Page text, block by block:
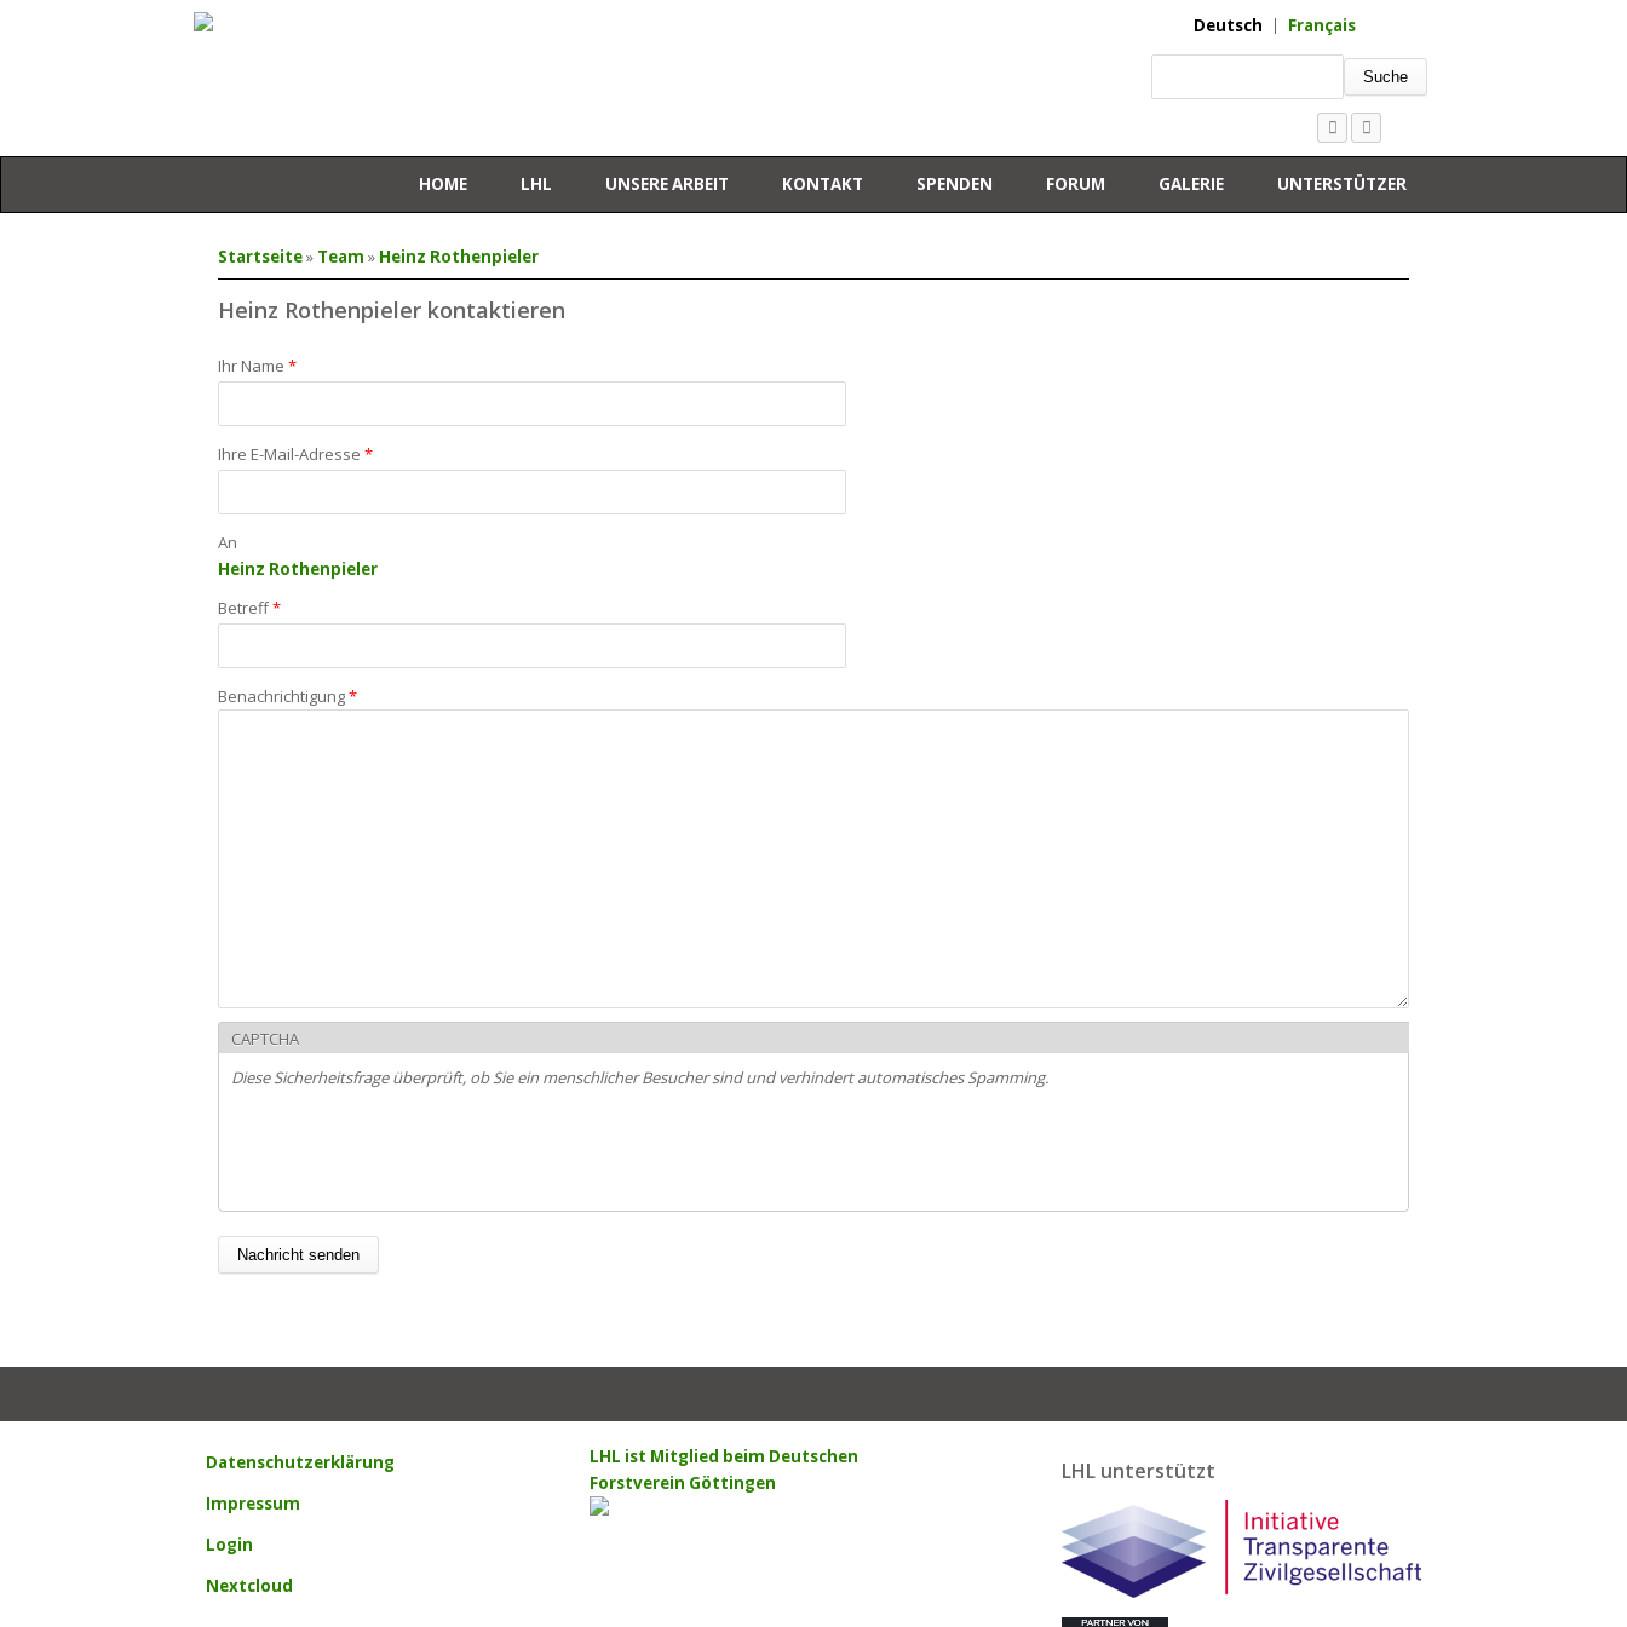
Deutsch
Français
HOME LHL UNSERE ARBEIT KONTAKT SPENDEN FORUM GALERIE UNTERSTÜTZER
Sie sind hier
Startseite» Team » Heinz Rothenpieler
Heinz Rothenpieler kontaktieren
Ihr Name *
Ihre E-Mail-Adresse *
An
Heinz Rothenpieler
Betreff*
Benachrichtigung*
CAPTCHA
Diese Sicherheitsfrage überprüft, ob Sie ein menschlicher Besucher sind und verhindert automatisches Spamming.
Datenschutzerklärung
Impressum
Login
Nextcloud
LHL ist Mitglied beim Deutschen
Forstverein Göttingen
LHL unterstützt